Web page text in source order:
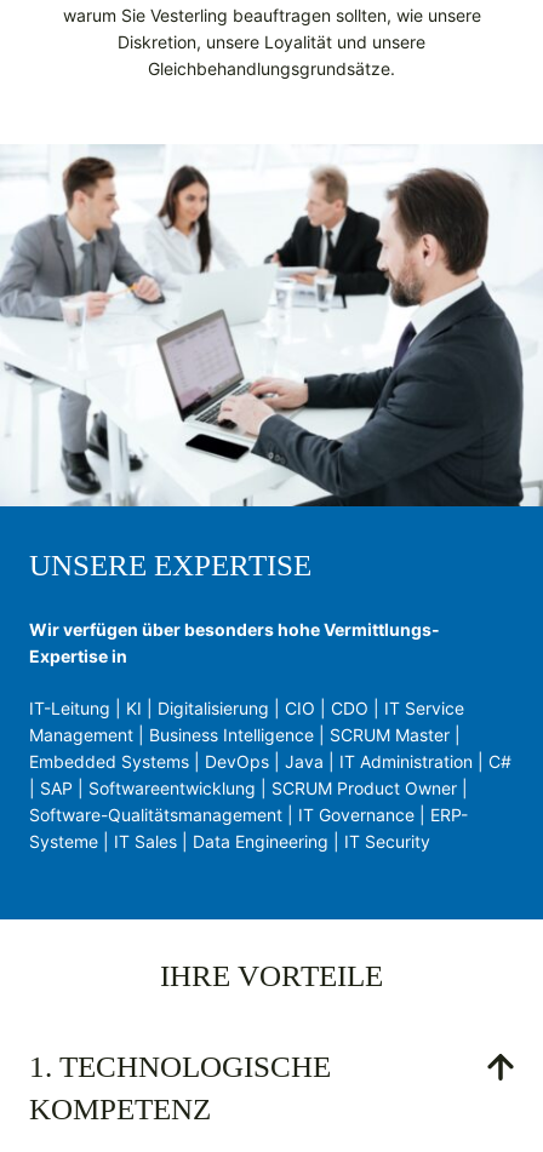
warum Sie Vesterling beauftragen sollten, wie unsere
Diskretion, unsere Loyalität und unsere
Gleichbehandlungsgrundsätze.
UNSERE EXPERTISE
Wir verfügen über besonders hohe Vermittlungs-
Expertise in
IT-Leitung | KI | Digitalisierung | CIO | CDO | IT Service
Management | Business Intelligence | SCRUM Master |
Embedded Systems | DevOps | Java | IT Administration | C#
| SAP | Softwareentwicklung | SCRUM Product Owner |
Software-Qualitätsmanagement | IT Governance | ERP-
Systeme | IT Sales | Data Engineering | IT Security
IHRE VORTEILE
1. TECHNOLOGISCHE
KOMPETENZ